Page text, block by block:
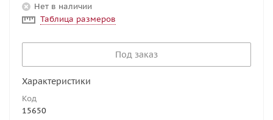
Нет в наличии
Таблица размеров
Под заказ
Характеристики
Код
15650